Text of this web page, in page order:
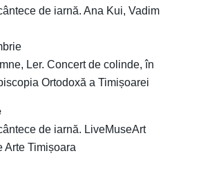
de iarnă. Ana Kui, Vadim
Ler. Concert de colinde, în
Ortodoxă a Timișoarei
de iarnă. LiveMuseArt
Arte Timișoara